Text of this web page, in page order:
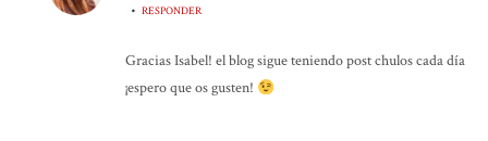
• RESPONDER
Gracias Isabel! el blog sigue teniendo post chulos cada día
¡espero que os gusten!